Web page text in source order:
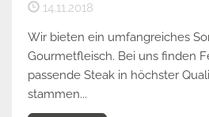
14.11.2018
Wir bieten ein umfangreiches
Gourmetfleisch. Bei uns finden
passende Steak in höchster
stammen...